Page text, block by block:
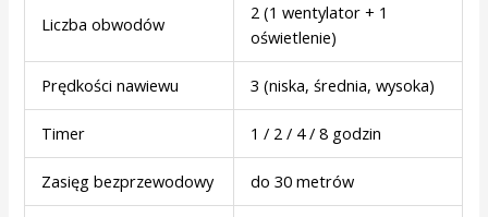
Liczba obwodów
2 (1 wentylator + 1
oświetlenie)
Prędkości nawiewu 3 (niska, średnia, wysoka)
Timer 1 / 2 / 4 / 8 godzin
Zasięg bezprzewodowy do 30 metrów